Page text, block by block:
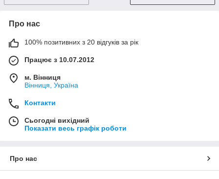
Про нас
100% позитивних з 20 відгуків за рік
Працює з 10.07.2012
м. Вінниця
Вінниця, Україна
Контакти
Сьогодні вихідний
Показати весь графік роботи
Про нас